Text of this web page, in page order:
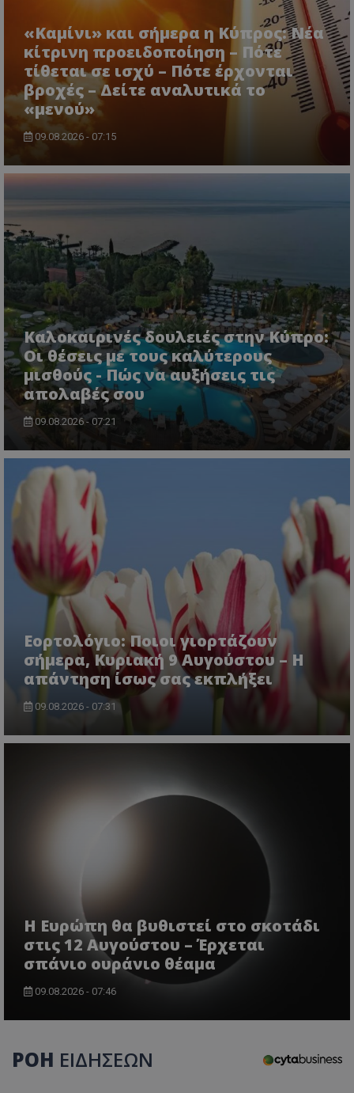
«Καμίνι» και σήμερα η Κύπρος: Νέα
κίτρινη προειδοποίηση – Πότε
τίθεται σε ισχύ – Πότε έρχονται
βροχές – Δείτε αναλυτικά το
«μενού»
09.08.2026 - 07:15
Καλοκαιρινές δουλειές στην Κύπρο:
Οι θέσεις με τους καλύτερους
μισθούς - Πώς να αυξήσεις τις
απολαβές σου
09.08.2026 - 07:21
Εορτολόγιο: Ποιοι γιορτάζουν
σήμερα, Κυριακή 9 Αυγούστου – Η
απάντηση ίσως σας εκπλήξει
09.08.2026 - 07:31
Η Ευρώπη θα βυθιστεί στο σκοτάδι
στις 12 Αυγούστου – Έρχεται
σπάνιο ουράνιο θέαμα
09.08.2026 - 07:46
ΡΟΗ ΕΙΔΗΣΕΩΝ